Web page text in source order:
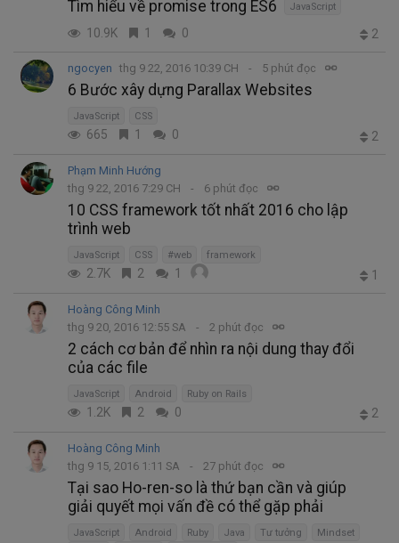
Tìm hiểu về promise trong ES6 JavaScript
10.9K 1 0 2
ngocyen thg 9 22, 2016 10:39 CH 5 phút đọc
6 Bước xây dựng Parallax Websites
JavaScript CSS
665 1 0 2
Phạm Minh Hướng
thg 9 22, 2016 7:29 CH
6 phút đọc
10 CSS framework tốt nhất 2016 cho lập
trình web
JavaScript CSS #web framework
2.7K 2 1 1
Hoàng Công Minh
thg 9 20, 2016 12:55 SA
2 phút đọc
2 cách cơ bản để nhìn ra nội dung thay đổi
của các file
JavaScript Android Ruby on Rails
1.2K 2 0 2
Hoàng Công Minh
thg 9 15, 2016 1:11 SA
27 phút đọc
Tại sao Ho-ren-so là thứ bạn cần và giúp
giải quyết mọi vấn đề có thể gặp phải
JavaScript Android Ruby Java Tư tưởng
Mindset